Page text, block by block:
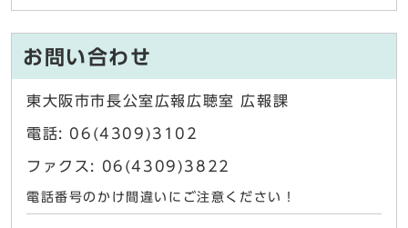
お問い合わせ
東大阪市市長公室広報広聴室 広報課
電話: 06(4309)3102
ファクス: 06(4309)3822
電話番号のかけ間違いにご注意ください！